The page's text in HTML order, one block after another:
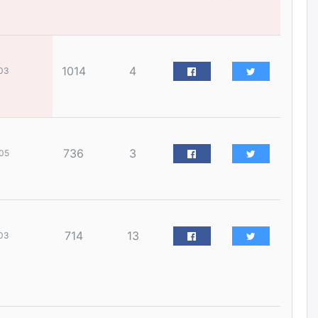
өчигдѳр
Орон сууц, нийтийн аж ахуй,
авто зам, тохижилт
холбоотой ГОМДОЛ их байгааг
суулгана гэх мэтээр дарамталдаг
1014 4
736 3
714 13